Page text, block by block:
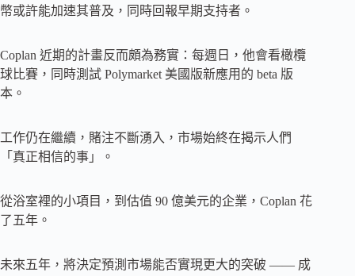
幣或許能加速其普及，同時回報早期支持者。
Coplan 近期的計畫反而頗為務實：每週日，他會看橄欖
球比賽，同時測試 Polymarket 美國版新應用的 beta 版
本。
工作仍在繼續，賭注不斷湧入，市場始終在揭示人們
「真正相信的事」。
從浴室裡的小項目，到估值 90 億美元的企業，Coplan 花
了五年。
未來五年，將決定預測市場能否實現更大的突破 —— 成